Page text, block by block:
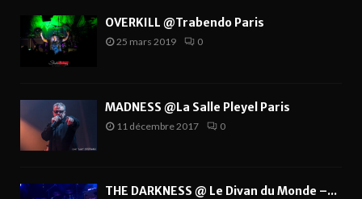
OVERKILL @Trabendo Paris
25 mars 2019 0
MADNESS @La Salle Pleyel Paris
11 décembre 2017 0
THE DARKNESS @ Le Divan du Monde –...